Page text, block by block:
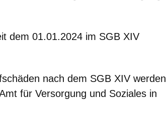
dem 01.01.2024 im SGB XIV
nach dem SGB XIV werden
für Versorgung und Soziales in